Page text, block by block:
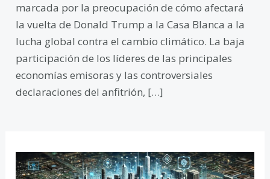
marcada por la preocupación de cómo afectará
la vuelta de Donald Trump a la Casa Blanca a la
lucha global contra el cambio climático. La baja
participación de los líderes de las principales
economías emisoras y las controversiales
declaraciones del anfitrión, […]